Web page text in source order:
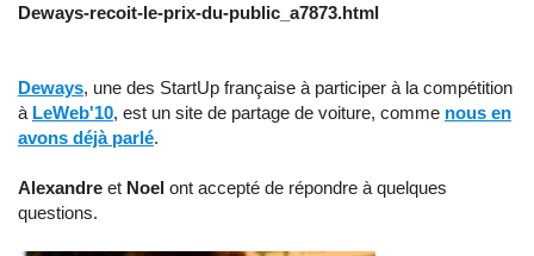
Deways-recoit-le-prix-du-public_a7873.html
Deways, une des StartUp française à participer à la compétition
à LeWeb'10, est un site de partage de voiture, comme nous en
avons déjà parlé.
Alexandre et Noel ont accepté de répondre à quelques
questions.